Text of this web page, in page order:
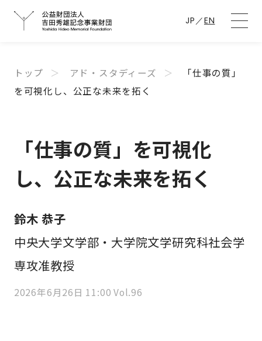
JP／EN
トップ アド・スタディーズ
「仕事の質」
を可視化し、公正な未来を拓く
「仕事の質」を可視化
し、公正な未来を拓く
鈴木 恭子
中央大学文学部・大学院文学研究科社会学
専攻准教授
2026年6月26日 11:00 Vol.96